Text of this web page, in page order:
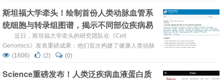
领域从实验室研究向临床普及又迈出关键一步。但这些检测
究竟有多准确？能否改变当前AD诊断依赖脑脊液或PET扫
描的格局？Nature杂志进行了专题分析，...
斯坦福大学牵头！绘制首份人类动脉血管系
统细胞与转录组图谱，揭示不同部位疾病易
感性的分子机制
近日，斯坦福大学牵头的研究团队在《Cell
Genomics》发表重磅成果：他们首次构建了健康人类动脉
多节段的细胞与转录组图谱，通过单细胞测序结合空间转录
脉）的细胞组成、胚胎起源印记及疾病相关基因表达差异，
(1606) (2) (0)
Science重磅发布！人类泛疾病血液蛋白质